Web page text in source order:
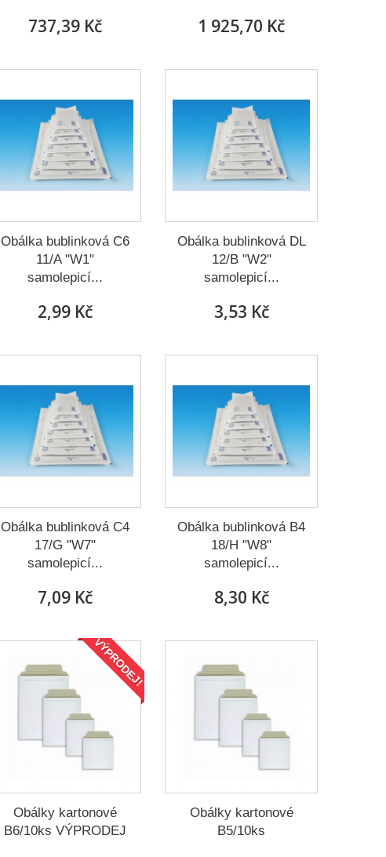
737,39 Kč 1 925,70 Kč
Obálka bublinková C6
11/A "W1"
samolepicí...
2,99 Kč
Obálka bublinková DL
12/B "W2"
samolepicí...
3,53 Kč
Obálka bublinková C4
17/G "W7"
samolepicí...
7,09 Kč
Obálka bublinková B4
18/H "W8"
samolepicí...
8,30 Kč
VÝPRODEJ!
Obálky kartonové
B6/10ks VÝPRODEJ
Obálky kartonové
B5/10ks